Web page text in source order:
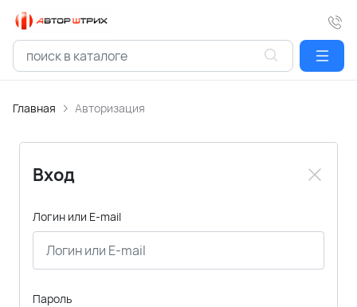
Главная Авторизация
Вход
Логин или E-mail
Пароль